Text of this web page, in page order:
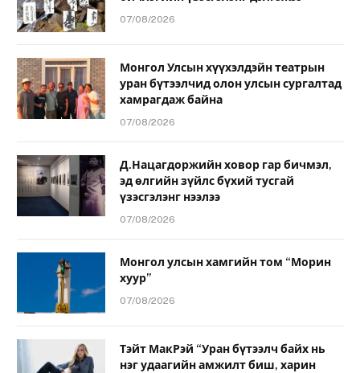
07/08/2026
Монгол Улсын хүүхэлдэйн театрын
уран бүтээлчид олон улсын сургалтад
хамрагдаж байна
07/08/2026
Д.Нацагдоржийн ховор гар бичмэл,
эд өлгийн зүйлс бүхий тусгай
үзэсгэлэнг нээлээ
07/08/2026
Монгол улсын хамгийн том “Морин
хуур”
07/08/2026
Тэйт МакРэй “Уран бүтээлч байх нь
нэг удаагийн амжилт биш, харин